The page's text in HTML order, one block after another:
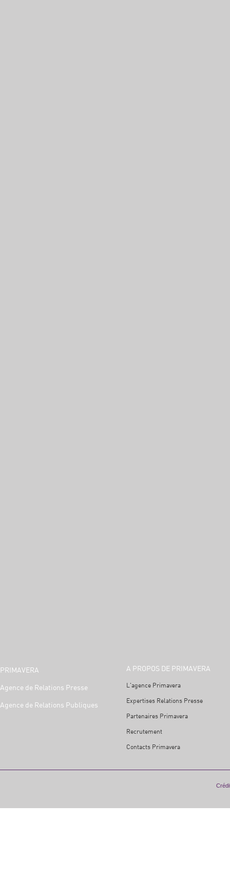
PRIMAVERA
Agence de Relations Presse
Agence de Relations Publiques
A PROPOS DE PRIMAVERA
L'agence Primavera
Expertises Relations Presse
Partenaires Primavera
Recrutement
Contacts Primavera